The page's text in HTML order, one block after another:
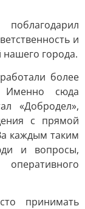
и
города.
более
Именно сюда
«Добродел»,
с прямой
каждым таким
и вопросы,
принимать